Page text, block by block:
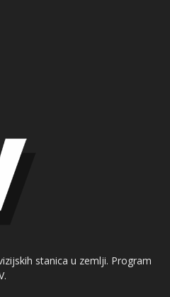
stanica u zemlji. Program